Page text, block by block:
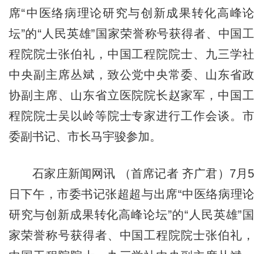
席“中医络病理论研究与创新成果转化高峰论
坛”的“人民英雄”国家荣誉称号获得者、中国工
程院院士张伯礼，中国工程院院士、九三学社
中央副主席丛斌，致公党中央常委、山东省政
协副主席、山东省立医院院长赵家军，中国工
程院院士吴以岭等院士专家进行工作会谈。市
委副书记、市长马宇骏参加。
石家庄新闻网讯 （首席记者 齐广君）7月5
日下午，市委书记张超超与出席“中医络病理论
研究与创新成果转化高峰论坛”的“人民英雄”国
家荣誉称号获得者、中国工程院院士张伯礼，